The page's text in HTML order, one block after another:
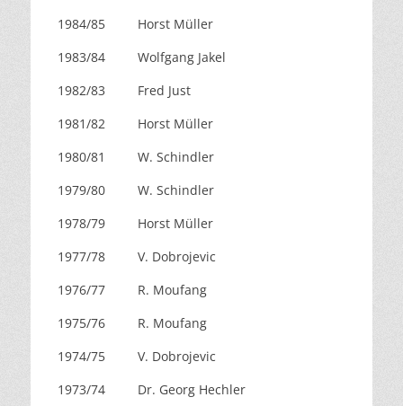
1984/85
Horst Müller
1983/84
Wolfgang Jakel
1982/83
Fred Just
1981/82
Horst Müller
1980/81
W. Schindler
1979/80
W. Schindler
1978/79
Horst Müller
1977/78
V. Dobrojevic
1976/77
R. Moufang
1975/76
R. Moufang
1974/75
V. Dobrojevic
1973/74
Dr. Georg Hechler